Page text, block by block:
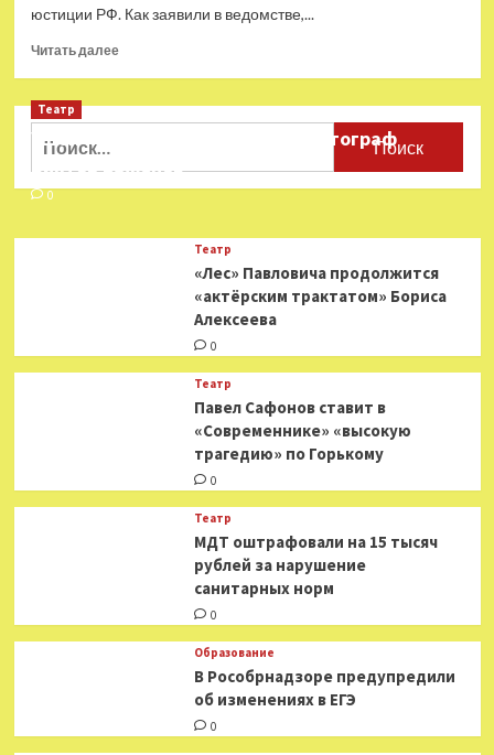
и
юстиции РФ. Как заявили в ведомстве,...
Читать далееПрочитать
Мария
иноагентом
Найти:
Театр
Ушёл из жизни театральный фотограф
Виктор Баженов
0
Театр
«Лес» Павловича продолжится
«актёрским трактатом» Бориса
Алексеева
0
Театр
Павел Сафонов ставит в
«Современнике» «высокую
трагедию» по Горькому
0
Театр
МДТ оштрафовали на 15 тысяч
рублей за нарушение
санитарных норм
0
Образование
В Рособрнадзоре предупредили
об изменениях в ЕГЭ
0